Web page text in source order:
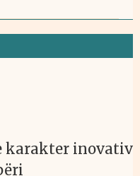
karakter inovativ